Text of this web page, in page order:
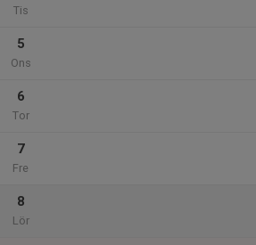
Tis
5
Ons
6
Tor
7
Fre
8
Lör